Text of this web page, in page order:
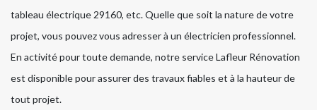
tableau électrique 29160, etc. Quelle que soit la nature de votre
projet, vous pouvez vous adresser à un électricien professionnel.
En activité pour toute demande, notre service Lafleur Rénovation
est disponible pour assurer des travaux fiables et à la hauteur de
tout projet.